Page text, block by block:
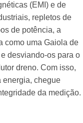
(EMI) e de
repletos de
de potência, a
como uma Gaiola de
desviando-os para o
dreno. Com isso,
energia, chegue
da medição.